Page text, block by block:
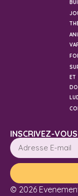
ET
INSCRIVEZ-
© 2026